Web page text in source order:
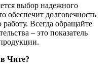
выбор надежного
обеспечит долговечность
Всегда обращайте
– это показатель
Чите?